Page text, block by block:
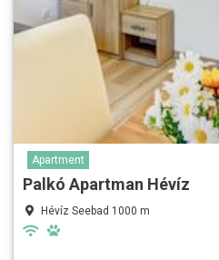
Apartment
Palkó Apartman Hévíz
Hévíz Seebad 1000 m